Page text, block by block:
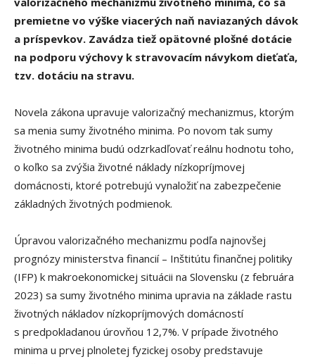
premietne vo výške viacerých naň naviazaných dávok
a príspevkov. Zavádza tiež opätovné plošné dotácie
na podporu výchovy k stravovacím návykom dieťaťa,
tzv. dotáciu na stravu.
Novela zákona upravuje valorizačný mechanizmus, ktorým
sa menia sumy životného minima. Po novom tak sumy
životného minima budú odzrkadľovať reálnu hodnotu toho,
o koľko sa zvýšia životné náklady nízkopríjmovej
domácnosti, ktoré potrebujú vynaložiť na zabezpečenie
základných životných podmienok.
Úpravou valorizačného mechanizmu podľa najnovšej
prognózy ministerstva financií – Inštitútu finančnej politiky
(IFP) k makroekonomickej situácii na Slovensku (z februára
2023) sa sumy životného minima upravia na základe rastu
životných nákladov nízkopríjmových domácností
s predpokladanou úrovňou 12,7%. V prípade životného
minima u prvej plnoletej fyzickej osoby predstavuje